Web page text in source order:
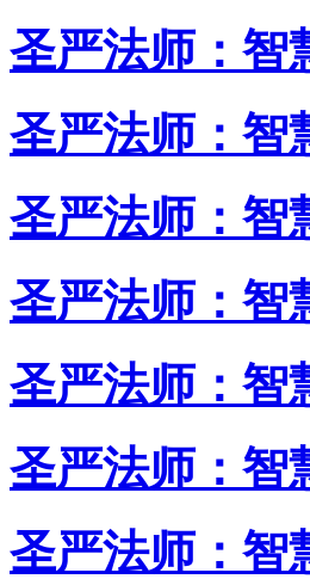
圣严法师：智
圣严法师：智
圣严法师：智
圣严法师：智
圣严法师：智
圣严法师：智
圣严法师：智